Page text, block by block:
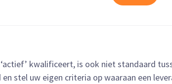
kwalificeert, is ook niet standaard
en stel uw eigen criteria op waaraan een